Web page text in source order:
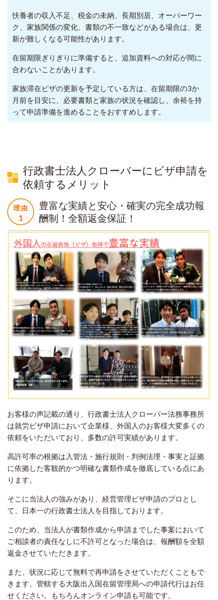
扶養者の収入不足、税金の未納、長期別居、オーバーワー
ク、家族関係の変化、書類の不一致などがある場合は、更
新が難しくなる可能性があります。
在留期限ぎりぎりに準備すると、追加資料への対応が間に
合わないことがあります。
家族滞在ビザの更新を予定している方は、在留期限の3か
月前を目安に、必要書類と家族の状況を確認し、余裕を持
って申請準備を進めることをおすすめします。
行政書士法人クローバーにビザ申請を
依頼するメリット
豊富な実績と安心・確実の完全成功報
酬制！全額返金保証！
お客様の声記載の通り、行政書士法人クローバー法務事務所
は就労ビザ申請において企業様、外国人のお客様大変多くの
依頼をいただいており、多数の許可実績があります。
高許可率の根拠は入管法・施行規則・判例法理・事実と証拠
に依拠した客観的かつ明確な書類作成を徹底している点にあ
ります。
そこに当法人の強みがあり、経営管理ビザ申請のプロとし
て、日本一の行政書士法人を目指しております。
このため、当法人が書類作成から申請までした事案において
ご相談者の責任なしに不許可となった場合は、報酬額を全額
返金させていただきます。
また、状況に応じて無料で再申請をさせていただくこともで
きます。管轄する大阪出入国在留管理局への申請代行はお任
せください。もちろんオンライン申請も可能です。